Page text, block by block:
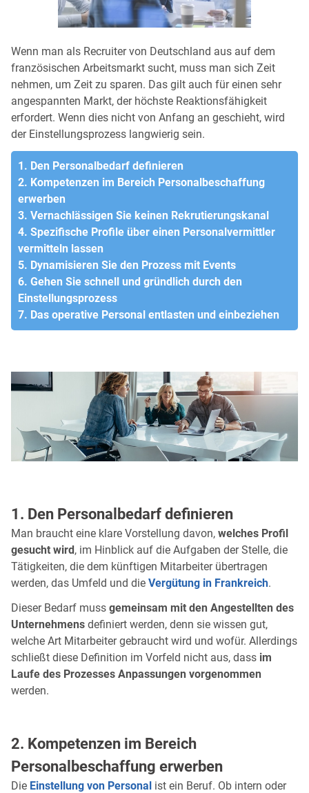
Wenn man als Recruiter von Deutschland aus auf dem
französischen Arbeitsmarkt sucht, muss man sich Zeit
nehmen, um Zeit zu sparen. Das gilt auch für einen sehr
angespannten Markt, der höchste Reaktionsfähigkeit
erfordert. Wenn dies nicht von Anfang an geschieht, wird
der Einstellungsprozess langwierig sein.
1. Den Personalbedarf definieren
2. Kompetenzen im Bereich Personalbeschaffung
erwerben
3. Vernachlässigen Sie keinen Rekrutierungskanal
4. Spezifische Profile über einen Personalvermittler
vermitteln lassen
5. Dynamisieren Sie den Prozess mit Events
6. Gehen Sie schnell und gründlich durch den
Einstellungsprozess
7. Das operative Personal entlasten und einbeziehen
1. Den Personalbedarf definieren
Man braucht eine klare Vorstellung davon, welches Profil
gesucht wird, im Hinblick auf die Aufgaben der Stelle, die
Tätigkeiten, die dem künftigen Mitarbeiter übertragen
werden, das Umfeld und die Vergütung in Frankreich.
Dieser Bedarf muss gemeinsam mit den Angestellten des
Unternehmens definiert werden, denn sie wissen gut,
welche Art Mitarbeiter gebraucht wird und wofür. Allerdings
schließt diese Definition im Vorfeld nicht aus, dass im
Laufe des Prozesses Anpassungen vorgenommen
werden.
2. Kompetenzen im Bereich
Personalbeschaffung erwerben
Die Einstellung von Personal ist ein Beruf. Ob intern oder